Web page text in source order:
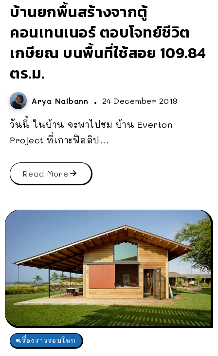
บ้านยกพื้นสร้างจากตู้
คอนเทนเนอร์ ตอบโจทย์ชีวิต
เกษียณ บนพื้นที่ใช้สอย 109.84
ตร.ม.
Arya Naibann 24 December 2019
วันนี้ ในบ้าน จะพาไปชม บ้าน Everton
Project ที่เกาะฟิลลิป...
Read More
เรื่องราวรอบโลก